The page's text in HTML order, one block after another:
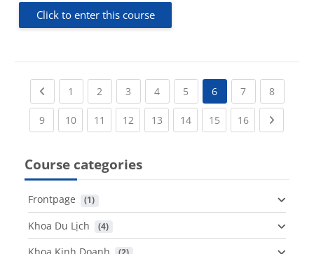
Click to enter this course
Previous page
1 (current)
2 (current)
3 (current)
4(current)
5 (current)
6 7(current)
8(current)
9(current)
10(current)
11 (current)
12(current)
13(current)
14(current)
15(current)
16(current)
Course categories
Frontpage (1)
Khoa Du Lịch (4)